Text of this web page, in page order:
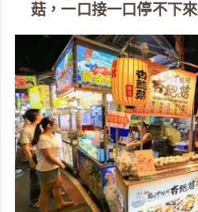
菇，一口接一口停不下